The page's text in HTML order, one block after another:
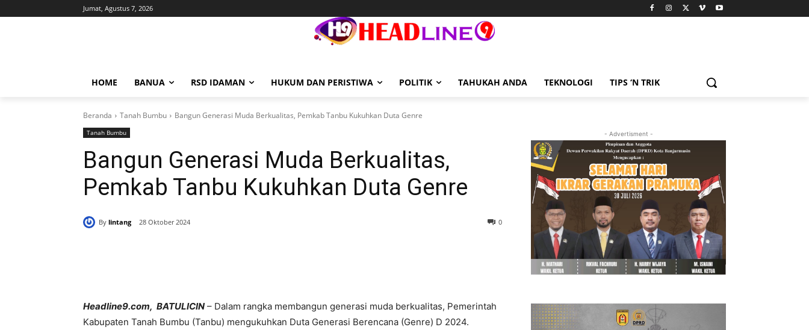
Jumat, Agustus 7, 2026
HOME BANUA RSD IDAMAN HUKUM DAN PERISTIWA POLITIK TAHUKAH ANDA TEKNOLOGI TIPS ‘N TRIK
Beranda Tanah Bumbu Bangun Generasi Muda Berkualitas, Pemkab Tanbu Kukuhkan Duta Genre
Tanah Bumbu
Bangun Generasi Muda Berkualitas,
Pemkab Tanbu Kukuhkan Duta Genre
By lintang 28 Oktober 2024 0
Headline9.com, BATULICIN – Dalam rangka membangun generasi muda berkualitas, Pemerintah
Kabupaten Tanah Bumbu (Tanbu) mengukuhkan Duta Generasi Berencana (Genre) D 2024.
- Advertisment -